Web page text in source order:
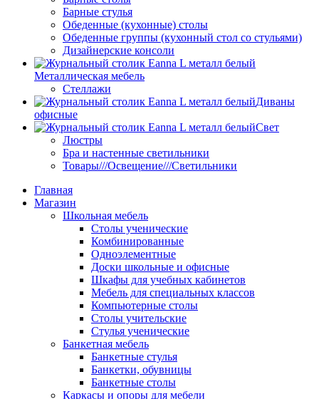
Барные стулья
Обеденные (кухонные) столы
Обеденные группы (кухонный стол со стульями)
Дизайнерские консоли
Металлическая мебель
Стеллажи
Диваны
офисные
Свет
Люстры
Бра и настенные светильники
Товары///Освещение///Светильники
Главная
Магазин
Школьная мебель
Столы ученические
Комбинированные
Одноэлементные
Доски школьные и офисные
Шкафы для учебных кабинетов
Мебель для специальных классов
Компьютерные столы
Столы учительские
Стулья ученические
Банкетная мебель
Банкетные стулья
Банкетки, обувницы
Банкетные столы
Каркасы и опоры для мебели